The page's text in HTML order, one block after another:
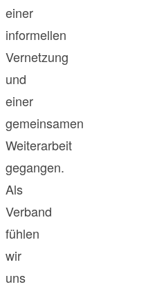
einer
informellen
Vernetzung
und
einer
gemeinsamen
Weiterarbeit
gegangen.
Als
Verband
fühlen
wir
uns